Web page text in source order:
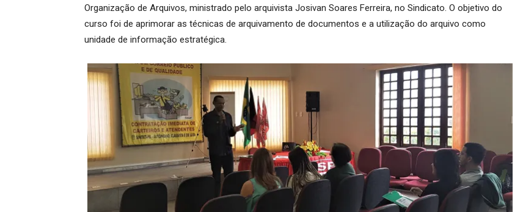
Organização de Arquivos, ministrado pelo arquivista Josivan Soares Ferreira, no Sindicato. O objetivo do
curso foi de aprimorar as técnicas de arquivamento de documentos e a utilização do arquivo como
unidade de informação estratégica.